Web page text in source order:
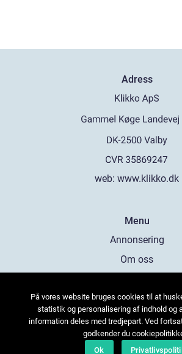
Adress
web: www.klikko.dk
Menu
Annonsering
Om oss
Kontakta oss
Sitemap
På vores website bruges cookies til at
statistik og personalisering af indhold og
information deles med tredjepart. Ved
godkender du
Ok